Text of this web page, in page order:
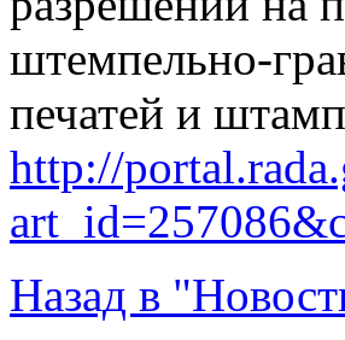
штемпельно-
печатей и
http://
Назад в